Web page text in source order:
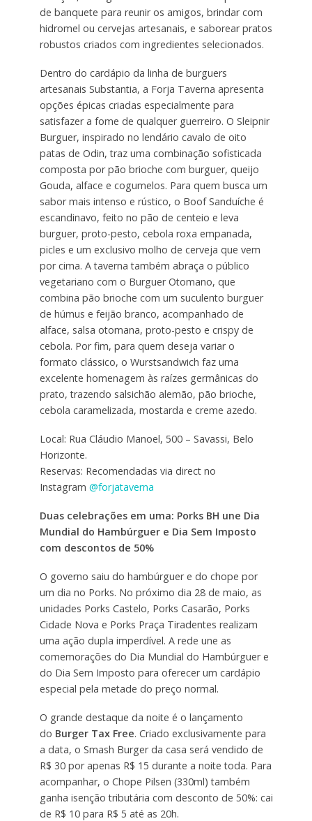
de banquete para reunir os amigos, brindar com
hidromel ou cervejas artesanais, e saborear pratos
robustos criados com ingredientes selecionados.
Dentro do cardápio da linha de burguers
artesanais Substantia, a Forja Taverna apresenta
opções épicas criadas especialmente para
satisfazer a fome de qualquer guerreiro. O Sleipnir
Burguer, inspirado no lendário cavalo de oito
patas de Odin, traz uma combinação sofisticada
composta por pão brioche com burguer, queijo
Gouda, alface e cogumelos. Para quem busca um
sabor mais intenso e rústico, o Boof Sanduíche é
escandinavo, feito no pão de centeio e leva
burguer, proto-pesto, cebola roxa empanada,
picles e um exclusivo molho de cerveja que vem
por cima. A taverna também abraça o público
vegetariano com o Burguer Otomano, que
combina pão brioche com um suculento burguer
de húmus e feijão branco, acompanhado de
alface, salsa otomana, proto-pesto e crispy de
cebola. Por fim, para quem deseja variar o
formato clássico, o Wurstsandwich faz uma
excelente homenagem às raízes germânicas do
prato, trazendo salsichão alemão, pão brioche,
cebola caramelizada, mostarda e creme azedo.
Local: Rua Cláudio Manoel, 500 – Savassi, Belo
Horizonte.
Reservas: Recomendadas via direct no
Instagram @forjataverna
Duas celebrações em uma: Porks BH une Dia
Mundial do Hambúrguer e Dia Sem Imposto
com descontos de 50%
O governo saiu do hambúrguer e do chope por
um dia no Porks. No próximo dia 28 de maio, as
unidades Porks Castelo, Porks Casarão, Porks
Cidade Nova e Porks Praça Tiradentes realizam
uma ação dupla imperdível. A rede une as
comemorações do Dia Mundial do Hambúrguer e
do Dia Sem Imposto para oferecer um cardápio
especial pela metade do preço normal.
O grande destaque da noite é o lançamento
do Burger Tax Free. Criado exclusivamente para
a data, o Smash Burger da casa será vendido de
R$ 30 por apenas R$ 15 durante a noite toda. Para
acompanhar, o Chope Pilsen (330ml) também
ganha isenção tributária com desconto de 50%: cai
de R$ 10 para R$ 5 até as 20h.